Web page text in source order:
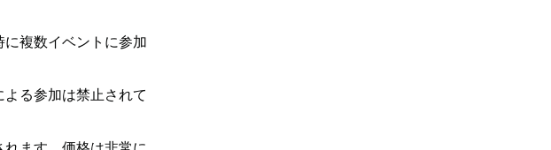
複数イベントに参加
る参加は禁止されて